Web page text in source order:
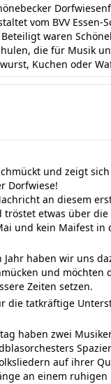
vom BVV Essen-
waren
die für Musik
Kuchen oder
und zeigt
Dorfwiese!
an diesem
etwas über die
und kein Maifest in
haben wir uns
und möchten
Zeiten setzen.
die tatkräftige
haben zwei
auf ihrer
an einem ruhigen